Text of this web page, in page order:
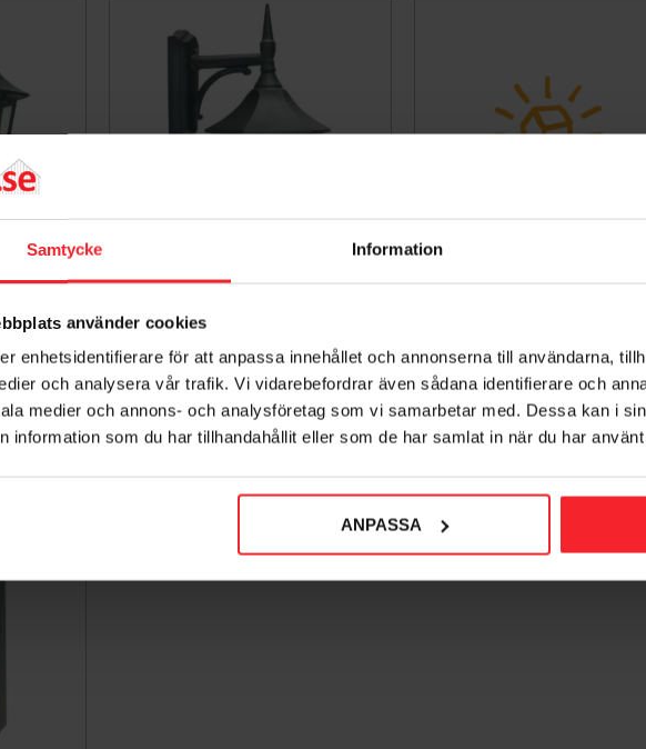
Samtycke Information
använder cookies
enhetsidentifierare för att anpassa innehållet och annonserna till användarna,
och analysera vår trafik. Vi vidarebefordrar även sådana identifierare och
medier och annons- och analysföretag som vi samarbetar med. Dessa kan i
information som du har tillhandahållit eller som de har samlat in när du har
ANPASSA
Up,
Norlys
Gem som favorit
77W, E27, IP54, Norlys 351B
7042893510061
890 DKK
Gem som favorit
907DKK